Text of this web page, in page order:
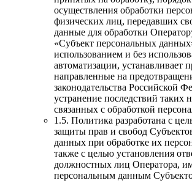
осуществления обработки
физических лиц, передавших
данные для обработки
«Субъект персональных
использованием и без
автоматизации, устанавливает
направленные на
законодательства Российской
устранение последствий таких
связанных с обработкой
1.5. Политика разработана с
защиты прав и свобод
данных при обработке их
также с целью установления
должностных лиц Оператора,
персональным данным